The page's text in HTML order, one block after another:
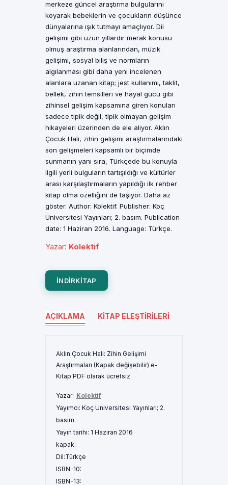
merkeze güncel araştırma bulgularını
koyarak bebeklerin ve çocukların düşünce
dünyalarına ışık tutmayı amaçlıyor. Dil
gelişimi gibi uzun yıllardır merak konusu
olmuş araştırma alanlarından, müzik
gelişimi, sosyal biliş ve normların
algılanması gibi daha yeni incelenen
alanlara uzanan kitap; jest kullanımı, taklit,
bellek, zihin temsilleri ve hayal gücü gibi
zihinsel gelişim kapsamına giren konuları
sadece tipik değil, tipik olmayan gelişim
hikayeleri üzerinden de ele alıyor. Aklın
Çocuk Hali, zihin gelişimi araştırmalarındaki
son gelişmeleri kapsamlı bir biçimde
sunmanın yanı sıra, Türkçede bu konuyla
ilgili yerli bulguların tartışıldığı ve kültürler
arası karşılaştırmaların yapıldığı ilk rehber
kitap olma özelliğini de taşıyor. Daha az
göster. Author: Kolektif. Publisher: Koç
Üniversitesi Yayınları; 2. basım. Publication
date: 1 Haziran 2016. Language: Türkçe.
Yazar: Kolektif
INDIRKITAP
AÇIKLAMA KITAP ELEŞTIRILERI
Aklın Çocuk Hali: Zihin Gelişimi
Araştırmaları (Kapak değişebilir) e-
Kitap PDF olarak ücretsiz
Yazar: Kolektif
Yayımcı: Koç Üniversitesi Yayınları; 2.
basım
Yayın tarihi: 1 Haziran 2016
kapak:
Dil:Türkçe
ISBN-10:
ISBN-13: